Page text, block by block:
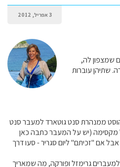
3 אפריל, 2012
שמצפון לה,
שתיהן עוברות
ממנהרת סנט גוטארד למעבר סנט
מקסימה (יש על המעבר כתבה כאן
אבל אם "זכיתם" ליום סגריר - סעו דרך
גרימזל ופורקה, מה שמאריך